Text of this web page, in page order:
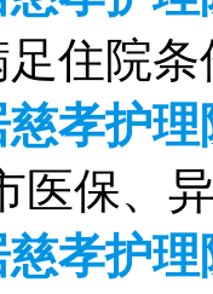
住院
孝护
医保、
孝护